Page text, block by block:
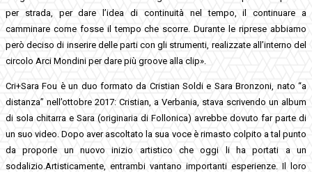
per strada, per dare l’idea di continuità nel tempo, il continuare a
camminare come fosse il tempo che scorre. Durante le riprese abbiamo
però deciso di inserire delle parti con gli strumenti, realizzate all’interno del
circolo Arci Mondini per dare più groove alla clip».
Cri+Sara Fou è un duo formato da Cristian Soldi e Sara Bronzoni, nato “a
distanza” nell’ottobre 2017: Cristian, a Verbania, stava scrivendo un album
di sola chitarra e Sara (originaria di Follonica) avrebbe dovuto far parte di
un suo video. Dopo aver ascoltato la sua voce è rimasto colpito a tal punto
da proporle un nuovo inizio artistico che oggi li ha portati a un
sodalizio.Artisticamente, entrambi vantano importanti esperienze. Il loro